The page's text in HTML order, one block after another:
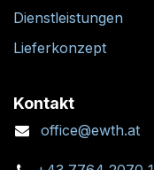
Dienstleistungen
Lieferkonzept
Kontakt
office@ewth.at